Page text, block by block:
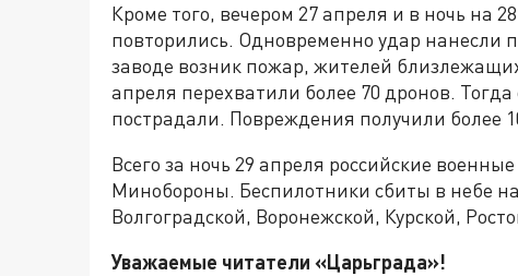
Кроме того, вечером 27 апреля и в ночь на
повторились. Одновременно удар нанесли
заводе возник пожар, жителей
апреля перехватили более 70 дронов.
пострадали. Повреждения получили более
Всего за ночь 29 апреля российские
Минобороны. Беспилотники сбиты в небе
Волгоградской, Воронежской, Курской,
Уважаемые читатели «Царьграда»!